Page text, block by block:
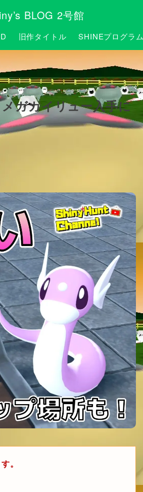
BLOG 2号館
旧作タイトル SHINEプログラム
ガカイリュー入手に
。